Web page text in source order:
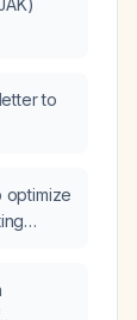
to
optimize